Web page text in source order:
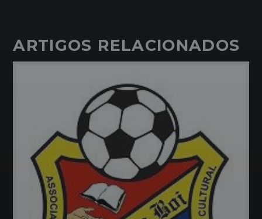
ARTIGOS RELACIONADOS